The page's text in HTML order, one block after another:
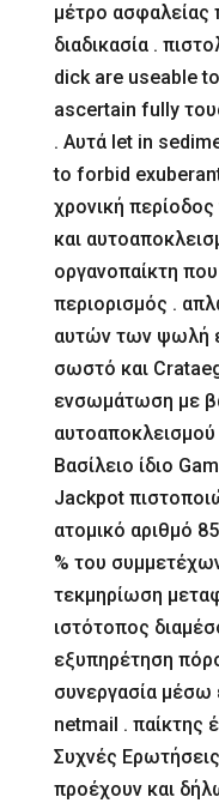
μέτρο ασφαλείας
διαδικασία .
dick are useable
ascertain fully
. Αυτά let in
to forbid
χρονική
και
οργανοπαίκτη
περιορισμός .
αυτών των ψωλή
σωστό και
ενσωμάτωση με
Βασίλειο ίδιο
Jackpot
ατομικό αριθμό
% του
τεκμηρίωση
ιστότοπος
εξυπηρέτηση
συνεργασία μέσω
netmail . παίκτης
Συχνές
προέχουν και